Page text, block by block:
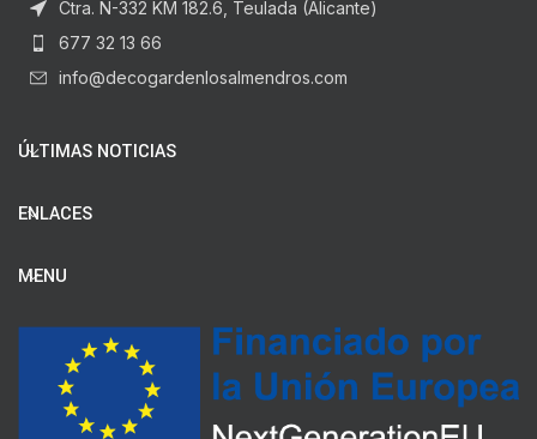
Ctra. N-332 KM 182.6, Teulada (Alicante)
677 32 13 66
info@decogardenlosalmendros.com
ÚLTIMAS NOTICIAS
ENLACES
MENU